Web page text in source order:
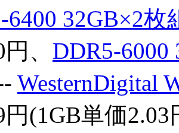
6400 32GB×2枚
、 DDR5-6000
WesternDigital
円(1GB単価2.03